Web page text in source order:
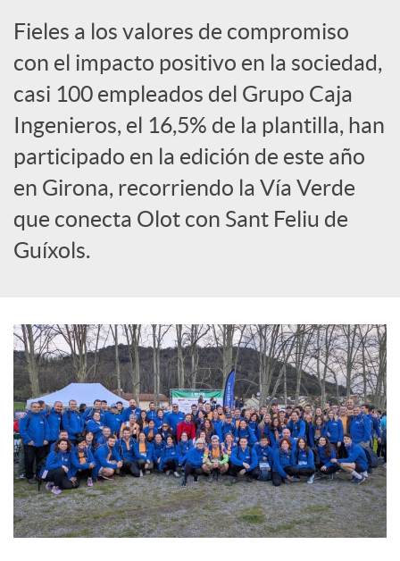
d
o
r
d
e
o
n
t
e
Fieles a los valores de compromiso
con el impacto positivo en la sociedad,
casi 100 empleados del Grupo Caja
Ingenieros, el 16,5% de la plantilla, han
participado en la edición de este año
en Girona, recorriendo la Vía Verde
que conecta Olot con Sant Feliu de
Guíxols.